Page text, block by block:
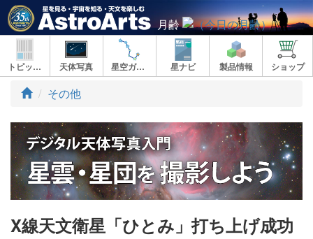
月齢
トピックス 天体写真 星空ガイド 星ナビ 製品情報 ショップ
ト
プ
その他
X線天文衛星「ひとみ」打ち上げ成功